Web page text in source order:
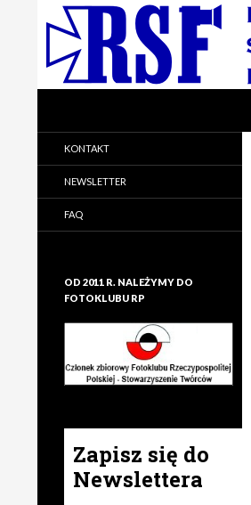
Rzeszowskie Stowarzyszenie
Fotograficzne
KONTAKT
NEWSLETTER
FAQ
OD 2011 R. NALEŻYMY DO
FOTOKLUBU RP
Zapisz się do
Newslettera